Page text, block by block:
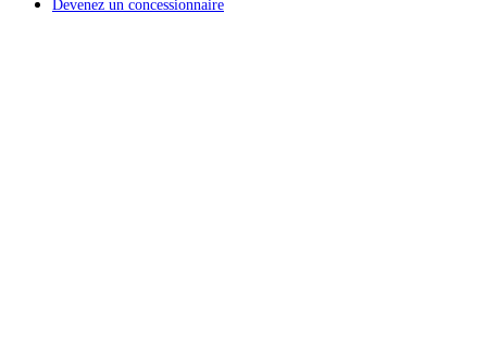
Devenez un concessionnaire